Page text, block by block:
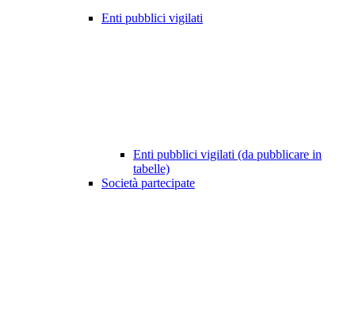
Enti pubblici vigilati
Enti pubblici vigilati (da pubblicare in
tabelle)
Società partecipate